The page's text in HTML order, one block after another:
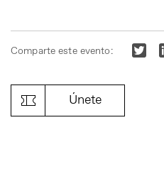
Comparte este evento:
Únete